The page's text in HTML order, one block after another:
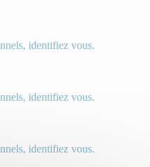
identifiez vous.
identifiez vous.
identifiez vous.